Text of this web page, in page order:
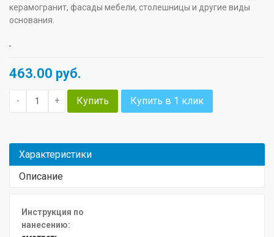
керамогранит, фасады мебели, столешницы и другие виды
основания.
463.00 руб.
- + Купить Купить в 1 клик
Характеристики
Описание
Инструкция по
нанесению: